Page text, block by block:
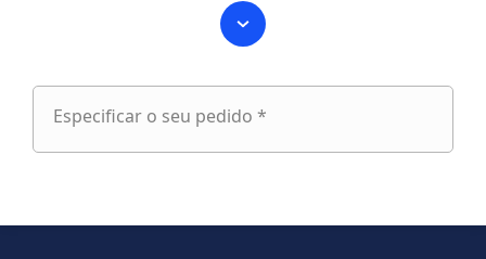
Especificar o seu pedido *
Especificar